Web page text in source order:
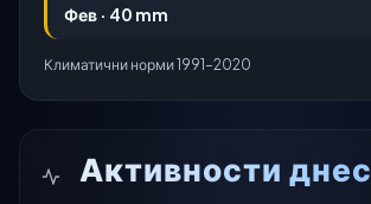
Фев · 40 mm
Климатични норми 1991–2020
Активности днес